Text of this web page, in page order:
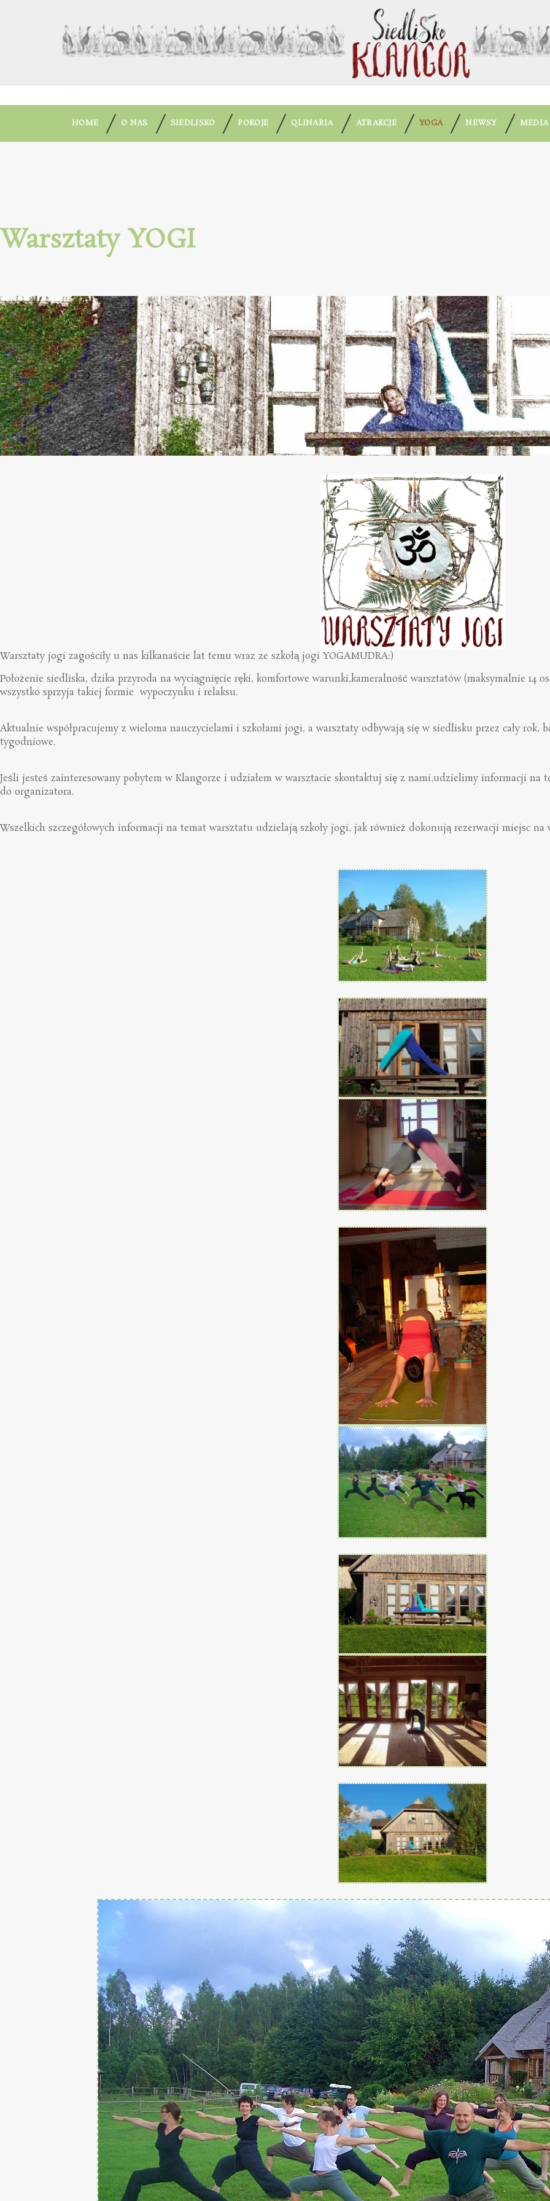
HOME O NAS SIEDLISKO POKOJE QLINARIA ATRAKCJE YOGA NEWSY MEDIA
Warsztaty YOGI
Warsztaty jogi zagościły u nas kilkanaście lat temu wraz ze szkołą jogi YOGAMUDRA:)
Położenie siedliska, dzika przyroda na wyciągnięcie ręki, komfortowe warunki,kameralność warsztatów (maksymalnie 14
wszystko sprzyja takiej formie wypoczynku i relaksu.
Aktualnie współpracujemy z wieloma nauczycielami i szkołami jogi, a warsztaty odbywają się w siedlisku przez cały rok,
tygodniowe.
Jeśli jesteś zainteresowany pobytem w Klangorze i udziałem w warsztacie skontaktuj się z nami,udzielimy informacji
do organizatora.
Wszelkich szczegółowych informacji na temat warsztatu udzielają szkoły jogi, jak również dokonują rezerwacji miejsc na